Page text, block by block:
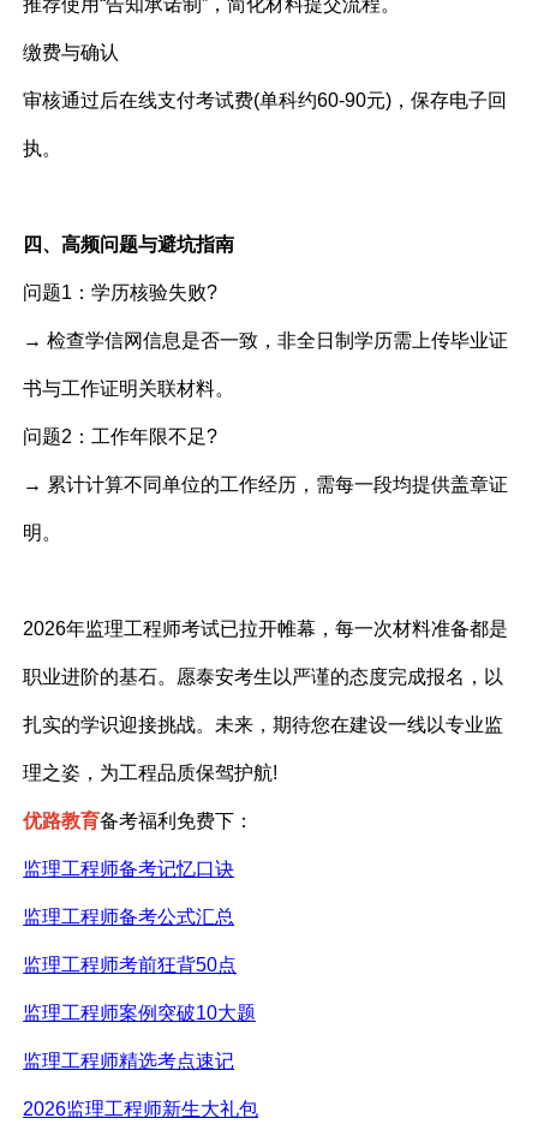
推荐使用“告知承诺制”，简化材料提交流程。
缴费与确认
审核通过后在线支付考试费(单科约60-90元)，保存电子回
执。
四、高频问题与避坑指南
问题1：学历核验失败?
→ 检查学信网信息是否一致，非全日制学历需上传毕业证
书与工作证明关联材料。
问题2：工作年限不足?
→ 累计计算不同单位的工作经历，需每一段均提供盖章证
明。
2026年监理工程师考试已拉开帷幕，每一次材料准备都是
职业进阶的基石。愿泰安考生以严谨的态度完成报名，以
扎实的学识迎接挑战。未来，期待您在建设一线以专业监
理之姿，为工程品质保驾护航!
优路教育备考福利免费下：
监理工程师备考记忆口诀
监理工程师备考公式汇总
监理工程师考前狂背50点
监理工程师案例突破10大题
监理工程师精选考点速记
2026监理工程师新生大礼包